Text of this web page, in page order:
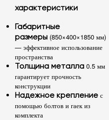
характеристики
Габаритные
размеры (850×400×1850 мм)
— эффективное использование
пространства
Толщина металла 0.5 мм
гарантирует прочность
конструкции
Надежное крепление с
помощью болтов и гаек из
комплекта